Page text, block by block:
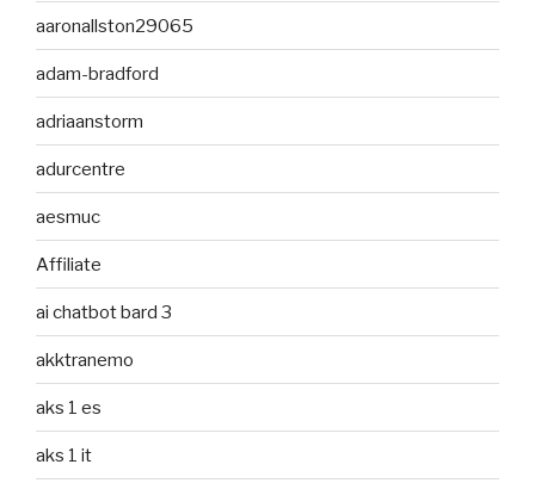
aaronallston29065
adam-bradford
adriaanstorm
adurcentre
aesmuc
Affiliate
ai chatbot bard 3
akktranemo
aks 1 es
aks 1 it